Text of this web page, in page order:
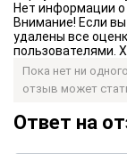
Нет информации
Внимание! Если
удалены все
пользователями.
Пока нет ни
отзыв может
Ответ на